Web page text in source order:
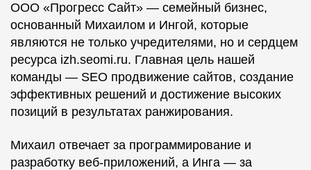
ООО «Прогресс Сайт» — семейный бизнес,
основанный Михаилом и Ингой, которые
являются не только учредителями, но и сердцем
ресурса izh.seomi.ru. Главная цель нашей
команды — SEO продвижение сайтов, создание
эффективных решений и достижение высоких
позиций в результатах ранжирования.
Михаил отвечает за программирование и
разработку веб-приложений, а Инга — за